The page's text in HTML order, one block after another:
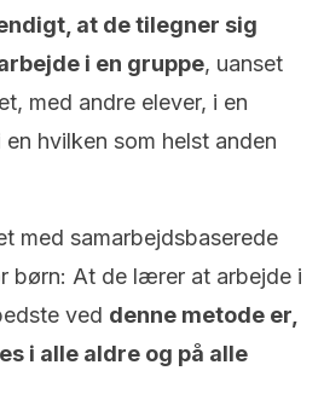
at de tilegner sig
i en gruppe, uanset
med andre elever, i en
hvilken som helst anden
med samarbejdsbaserede
børn: At de lærer at arbejde i
ved denne metode er,
i alle aldre og på alle